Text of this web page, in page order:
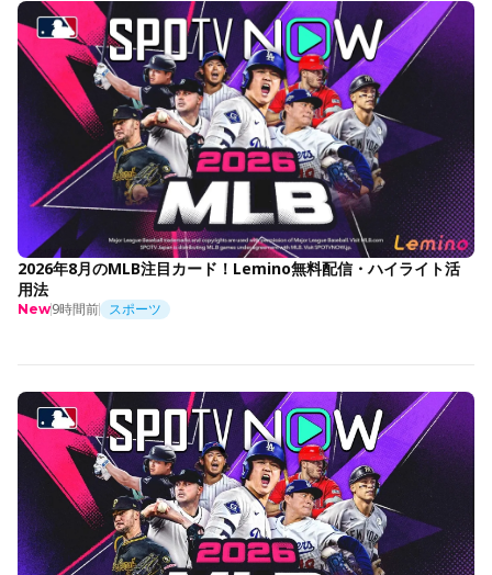
2026年8月のMLB注目カード！Lemino無料配信・ハイライト活
用法
New9時間前 スポーツ